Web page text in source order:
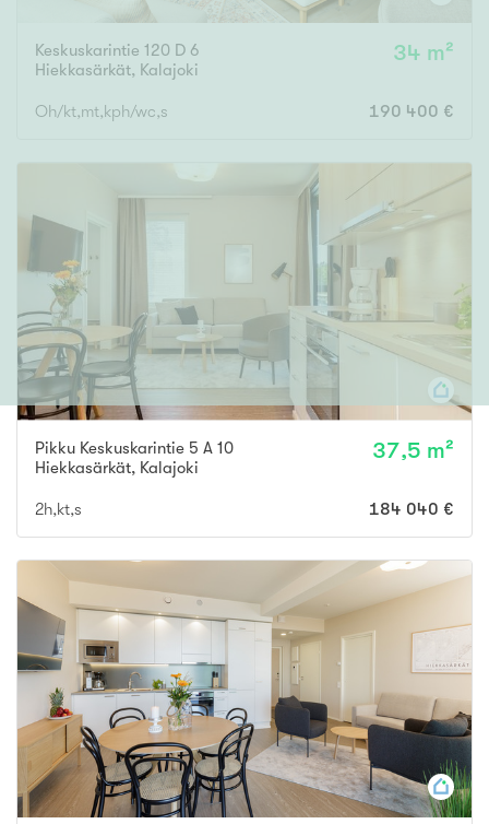
Järvi- tai merinäköala
Maalämpö
Parveke
Senioriasunto
Keskuskarintie 120 D 6
Hiekkasärkät, Kalajoki
34 m²
Oh/kt,mt,kph/wc,s 190 400 €
Pikku Keskuskarintie 5 A 10
Hiekkasärkät, Kalajoki
37,5 m²
2h,kt,s 184 040 €